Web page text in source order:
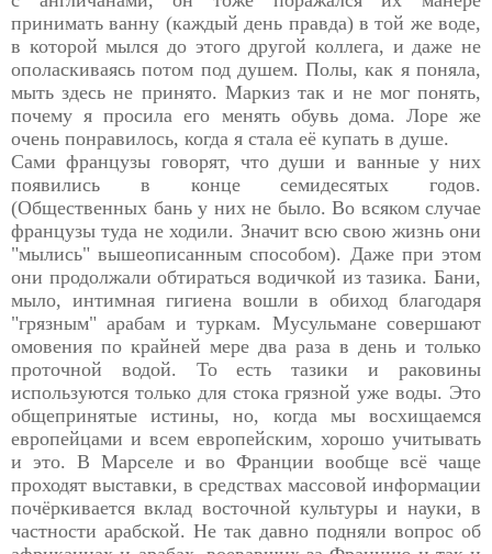
принимать ванну (каждый день правда) в той же воде,
в которой мылся до этого другой коллега, и даже не
ополаскиваясь потом под душем. Полы, как я поняла,
мыть здесь не принято. Маркиз так и не мог понять,
почему я просила его менять обувь дома. Лоре же
очень понравилось, когда я стала её купать в душе.
Сами французы говорят, что души и ванные у них
появились в конце семидесятых годов.
(Общественных бань у них не было. Во всяком случае
французы туда не ходили. Значит всю свою жизнь они
"мылись" вышеописанным способом). Даже при этом
они продолжали обтираться водичкой из тазика. Бани,
мыло, интимная гигиена вошли в обиход благодаря
"грязным" арабам и туркам. Мусульмане совершают
омовения по крайней мере два раза в день и только
проточной водой. То есть тазики и раковины
используются только для стока грязной уже воды. Это
общепринятые истины, но, когда мы восхищаемся
европейцами и всем европейским, хорошо учитывать
и это. В Марселе и во Франции вообще всё чаще
проходят выставки, в средствах массовой информации
почёркивается вклад восточной культуры и науки, в
частности арабской. Не так давно подняли вопрос об